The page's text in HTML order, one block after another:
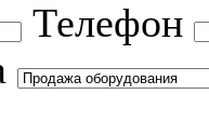
Телефон